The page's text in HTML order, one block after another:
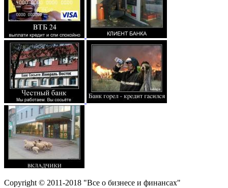
Copyright © 2011-2018 "Все о бизнесе и финансах"